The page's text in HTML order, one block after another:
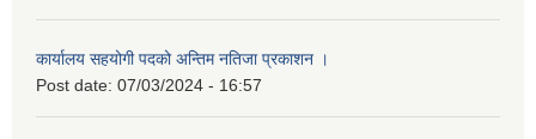
कार्यालय सहयोगी पदको अन्तिम नतिजा प्रकाशन ।
Post date: 07/03/2024 - 16:57